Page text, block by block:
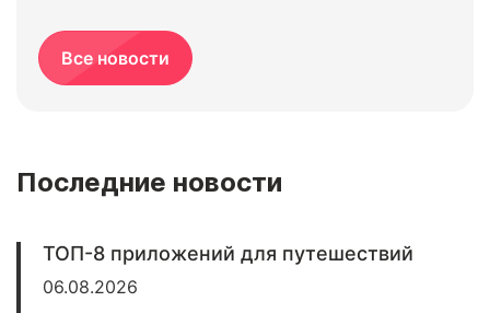
Все новости
Последние новости
ТОП-8 приложений для путешествий
06.08.2026